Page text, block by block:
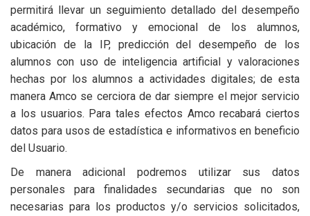
permitirá llevar un seguimiento detallado del desempeño
académico, formativo y emocional de los alumnos,
ubicación de la IP, predicción del desempeño de los
alumnos con uso de inteligencia artificial y valoraciones
hechas por los alumnos a actividades digitales; de esta
manera Amco se cerciora de dar siempre el mejor servicio
a los usuarios. Para tales efectos Amco recabará ciertos
datos para usos de estadística e informativos en beneficio
del Usuario.
De manera adicional podremos utilizar sus datos
personales para finalidades secundarias que no son
necesarias para los productos y/o servicios solicitados,